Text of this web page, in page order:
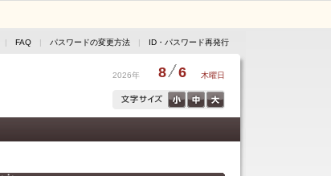
FAQ | パスワードの変更方法 | ID・パスワード再発行
2026年 8 6 木曜日